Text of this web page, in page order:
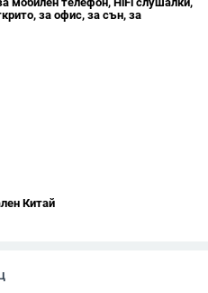
за офис, за сън, за
Китай